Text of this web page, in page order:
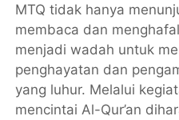
MTQ tidak hanya
membaca dan
menjadi wadah untuk
penghayatan dan
yang luhur. Melalui
mencintai Al-Qur’an